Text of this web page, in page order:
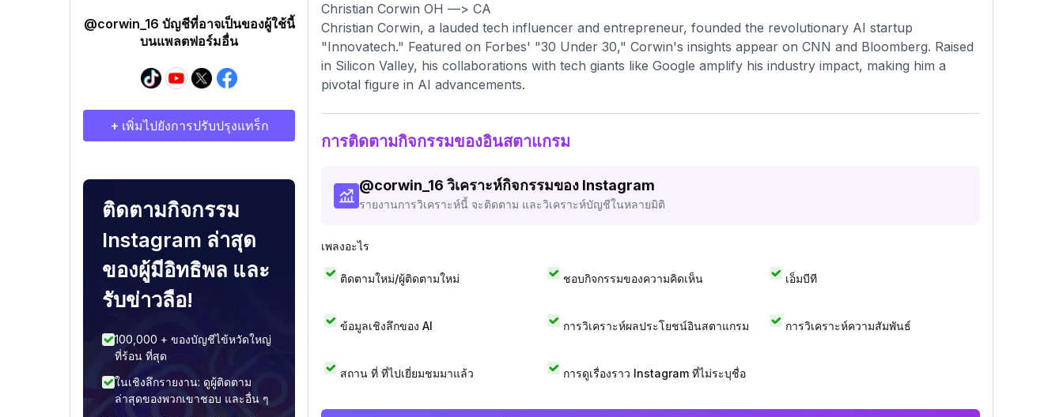
@corwin_16 บัญชีที่อาจเป็นของผู้ใช้นี้
บนแพลตฟอร์มอื่น
+ เพิ่มไปยังการปรับปรุงแทร็ก
ติดตามกิจกรรม
Instagram ล่าสุด
ของผู้มีอิทธิพล และ
รับข่าวลือ!
100,000 + ของบัญชีไข้หวัดใหญ่
ที่ร้อน ที่สุด
ในเชิงลึกรายงาน: ดูผู้ติดตาม
ล่าสุดของพวกเขาชอบ และอื่น ๆ
Christian Corwin OH —> CA
Christian Corwin, a lauded tech influencer and entrepreneur, founded the revolutionary AI startup
"Innovatech." Featured on Forbes' "30 Under 30," Corwin's insights appear on CNN and Bloomberg. Raised
in Silicon Valley, his collaborations with tech giants like Google amplify his industry impact, making him a
pivotal figure in AI advancements.
การติดตามกิจกรรมของอินสตาแกรม
@corwin_16 วิเคราะห์กิจกรรมของ Instagram
รายงานการวิเคราะห์นี้ จะติดตาม และวิเคราะห์บัญชีในหลายมิติ
เพลงอะไร
ติดตามใหม่/ผู้ติดตามใหม่ ชอบกิจกรรมของความคิดเห็น เอ็มบีที
ข้อมูลเชิงลึกของ AI การวิเคราะห์ผลประโยชน์อินสตาแกรม การวิเคราะห์ความสัมพันธ์
สถาน ที่ ที่ไปเยี่ยมชมมาแล้ว การดูเรื่องราว Instagram ที่ไม่ระบุชื่อ